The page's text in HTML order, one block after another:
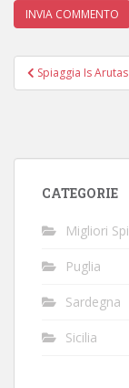
articoli
Spiaggia Is
CATEGORIE
Migliori
Puglia
Sardegna
Sicilia